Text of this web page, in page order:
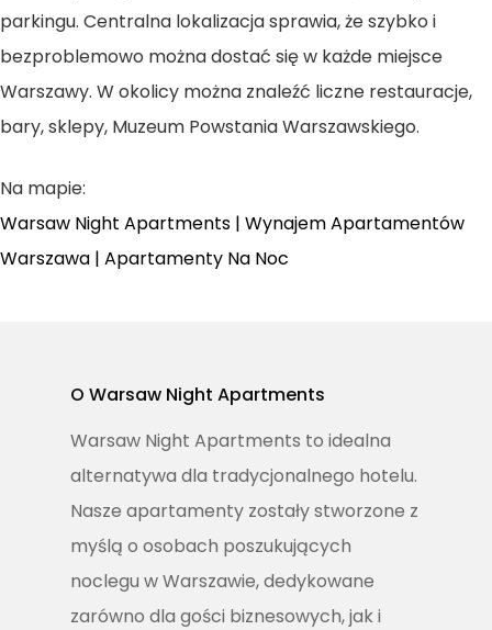
parkingu. Centralna lokalizacja sprawia, że szybko i
bezproblemowo można dostać się w każde miejsce
Warszawy. W okolicy można znaleźć liczne restauracje,
bary, sklepy, Muzeum Powstania Warszawskiego.
Na mapie:
Warsaw Night Apartments | Wynajem Apartamentów
Warszawa | Apartamenty Na Noc
O Warsaw Night Apartments
Warsaw Night Apartments to idealna
alternatywa dla tradycjonalnego hotelu.
Nasze apartamenty zostały stworzone z
myślą o osobach poszukujących
noclegu w Warszawie, dedykowane
zarówno dla gości biznesowych, jak i
Strona
Główna
Apartamenty
Regulamin
Zarezerwuj
T:
+48 501 245 148
E: